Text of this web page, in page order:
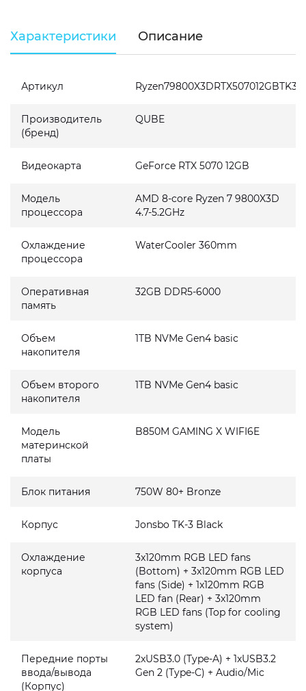
Характеристики Описание
Артикул
Производитель
(бренд)
QUBE
Видеокарта GeForce RTX 5070 12GB
Модель
процессора
AMD 8-core Ryzen 7 9800X3D
4.7-5.2GHz
Охлаждение
процессора
WaterCooler 360mm
Оперативная
память
32GB DDR5-6000
Объем
накопителя
1TB NVMe Gen4 basic
Объем второго
накопителя
1TB NVMe Gen4 basic
Модель
материнской
платы
B850M GAMING X WIFI6E
Блок питания 750W 80+ Bronze
Корпус Jonsbo TK-3 Black
Охлаждение
корпуса
3x120mm RGB LED fans
(Bottom) + 3x120mm RGB LED
fans (Side) + 1x120mm RGB
LED fan (Rear) + 3x120mm
RGB LED fans (Top for cooling
system)
Передние порты
ввода/вывода
(Корпус)
2xUSB3.0 (Type-A) + 1xUSB3.2
Gen 2 (Type-C) + Audio/Mic